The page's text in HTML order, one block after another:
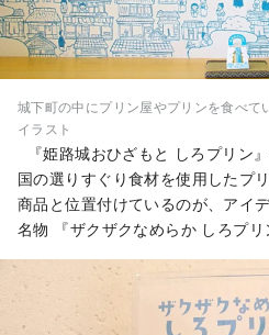
城下町の中にプリン屋やプリンを食べ
イラスト
『姫路城おひざもと しろプリン
国の選りすぐり食材を使用したプ
商品と位置付けているのが、アイ
名物 『ザクザクなめらか しろプリ